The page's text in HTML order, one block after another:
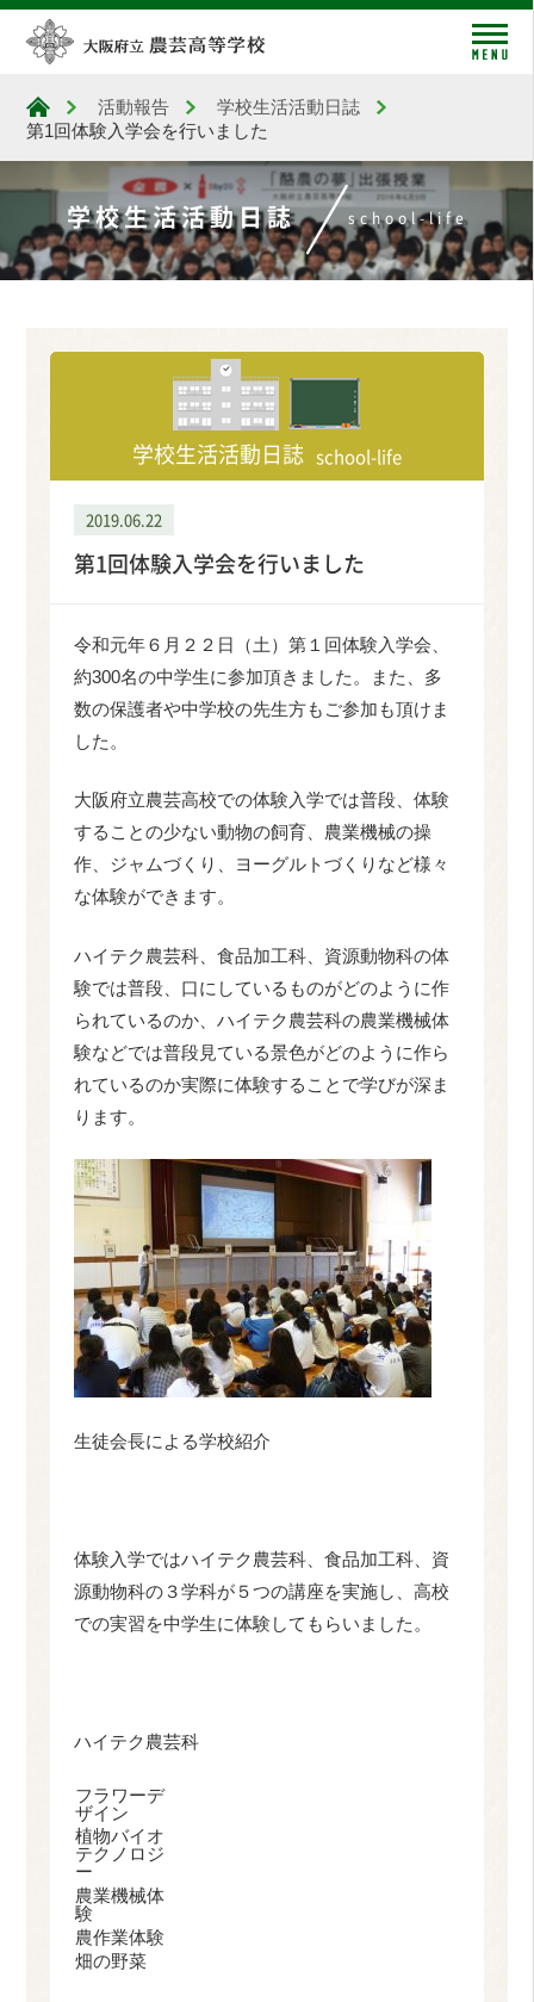
大阪府立農芸高等学校
活動報告
学校生活活動日誌
第1回体験入学会を行いました
学校生活活動日誌 school-life
学校生活活動日誌 school-life
2019.06.22
第1回体験入学会を行いました
令和元年６月２２日（土）第１回体験入学会、
約300名の中学生に参加頂きました。また、多
数の保護者や中学校の先生方もご参加も頂けま
した。
大阪府立農芸高校での体験入学では普段、体験
することの少ない動物の飼育、農業機械の操
作、ジャムづくり、ヨーグルトづくりなど様々
な体験ができます。
ハイテク農芸科、食品加工科、資源動物科の体
験では普段、口にしているものがどのように作
られているのか、ハイテク農芸科の農業機械体
験などでは普段見ている景色がどのように作ら
れているのか実際に体験することで学びが深ま
ります。
生徒会長による学校紹介
体験入学ではハイテク農芸科、食品加工科、資
源動物科の３学科が５つの講座を実施し、高校
での実習を中学生に体験してもらいました。
ハイテク農芸科
フラワーデ
ザイン
植物バイオ
テクノロジ
ー
農業機械体
験
農作業体験
畑の野菜